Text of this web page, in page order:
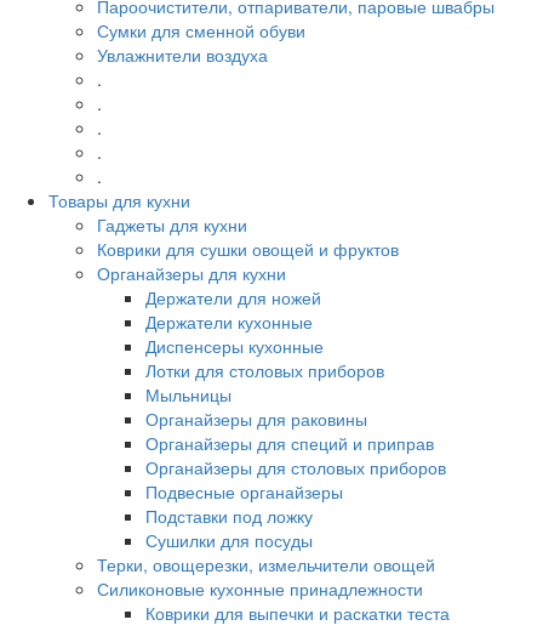
Пароочистители, отпариватели, паровые швабры
Сумки для сменной обуви
Увлажнители воздуха
.
.
.
.
.
Товары для кухни
Гаджеты для кухни
Коврики для сушки овощей и фруктов
Органайзеры для кухни
Держатели для ножей
Держатели кухонные
Диспенсеры кухонные
Лотки для столовых приборов
Мыльницы
Органайзеры для раковины
Органайзеры для специй и приправ
Органайзеры для столовых приборов
Подвесные органайзеры
Подставки под ложку
Сушилки для посуды
Терки, овощерезки, измельчители овощей
Силиконовые кухонные принадлежности
Коврики для выпечки и раскатки теста